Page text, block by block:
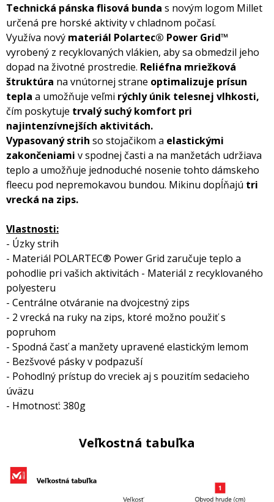
Technická pánska flisová bunda s novým logom Millet
určená pre horské aktivity v chladnom počasí.
Využíva nový materiál Polartec® Power Grid™
vyrobený z recyklovaných vlákien, aby sa obmedzil jeho
dopad na životné prostredie. Reliéfna mriežková
štruktúra na vnútornej strane optimalizuje prísun
tepla a umožňuje veľmi rýchly únik telesnej vlhkosti,
čím poskytuje trvalý suchý komfort pri
najintenzívnejších aktivitách.
Vypasovaný strih so stojačikom a elastickými
zakončeniami v spodnej časti a na manžetách udržiava
teplo a umožňuje jednoduché nosenie tohto dámskeho
fleecu pod nepremokavou bundou. Mikinu dopĺňajú tri
vrecká na zips.
Vlastnosti:
- Úzky strih
- Materiál POLARTEC® Power Grid zaručuje teplo a
pohodlie pri vašich aktivitách - Materiál z recyklovaného
polyesteru
- Centrálne otváranie na dvojcestný zips
- 2 vrecká na ruky na zips, ktoré možno použiť s
popruhom
- Spodná časť a manžety upravené elastickým lemom
- Bezšvové pásky v podpazuší
- Pohodlný prístup do vreciek aj s pouzitím sedacieho
úväzu
- Hmotnosť: 380g
Veľkostná tabuľka